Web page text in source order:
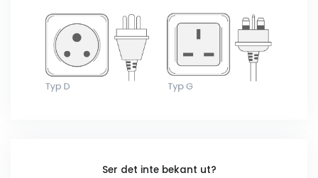
Ser det inte bekant ut?